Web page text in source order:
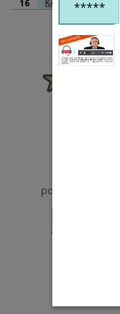
*****
16
KALINE DE VIVOIN
Le
Vous
pour accéder